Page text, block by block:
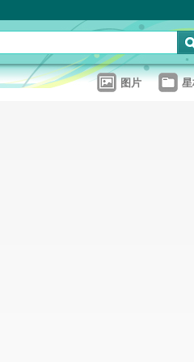
图片